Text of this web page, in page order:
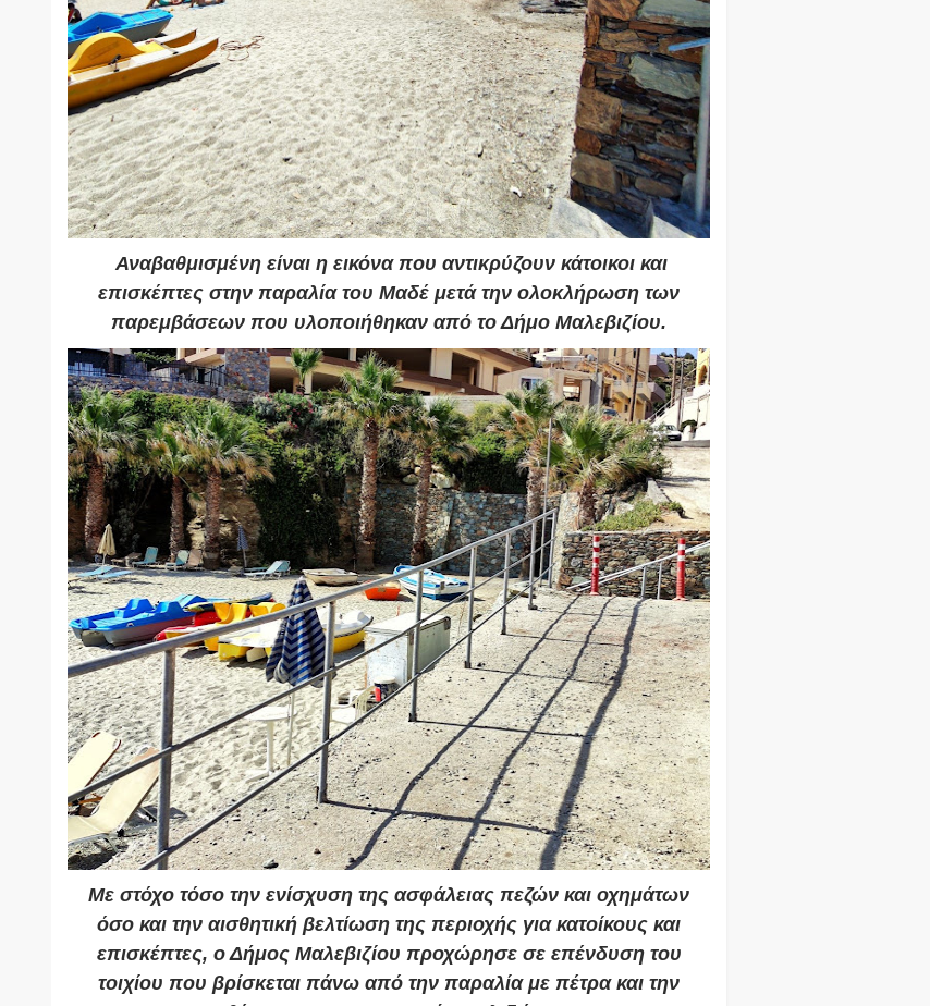
Αναβαθμισμένη είναι η εικόνα που αντικρύζουν κάτοικοι και
επισκέπτες στην παραλία του Μαδέ μετά την ολοκλήρωση των
παρεμβάσεων που υλοποιήθηκαν από το Δήμο Μαλεβιζίου.
Με στόχο τόσο την ενίσχυση της ασφάλειας πεζών και οχημάτων
όσο και την αισθητική βελτίωση της περιοχής για κατοίκους και
επισκέπτες, ο Δήμος Μαλεβιζίου προχώρησε σε επένδυση του
τοιχίου που βρίσκεται πάνω από την παραλία με πέτρα και την